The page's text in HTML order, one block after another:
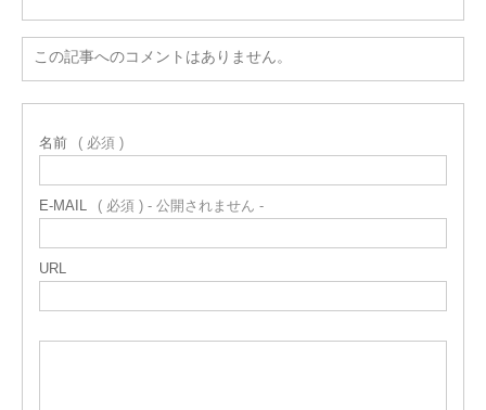
この記事へのコメントはありません。
名前 ( 必須 )
E-MAIL ( 必須 ) - 公開されません -
URL